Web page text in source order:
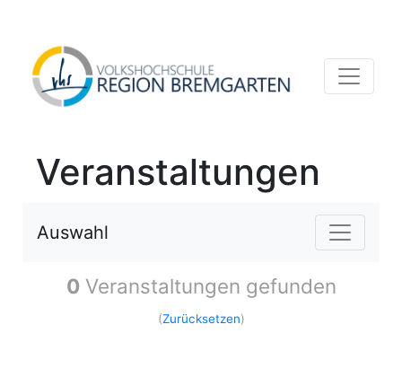
Veranstaltungen
Auswahl
0 Veranstaltungen gefunden
(Zurücksetzen)